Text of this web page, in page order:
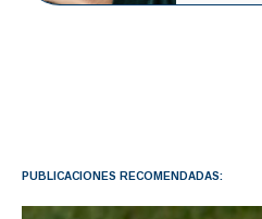
PUBLICACIONES RECOMENDADAS: